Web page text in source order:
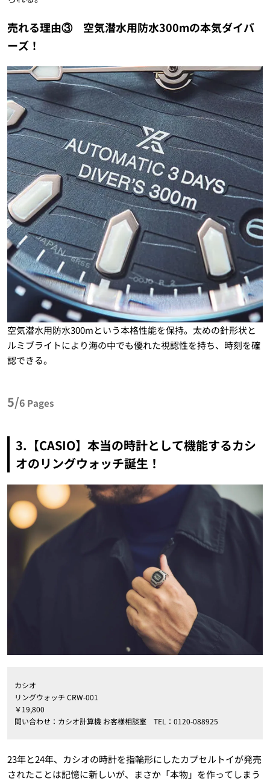
売れる理由③ 空気潜水用防水300mの本気ダイバ
ーズ！
空気潜水用防水300mという本格性能を保持。太めの針形状と
ルミブライトにより海の中でも優れた視認性を持ち、時刻を確
認できる。
5/6 Pages
3.【CASIO】本当の時計として機能するカシ
オのリングウォッチ誕生！
カシオ
リングウォッチ CRW-001
￥19,800
問い合わせ：カシオ計算機 お客様相談室 TEL：0120-088925
23年と24年、カシオの時計を指輪形にしたカプセルトイが発売
されたことは記憶に新しいが、まさか「本物」を作ってしまう